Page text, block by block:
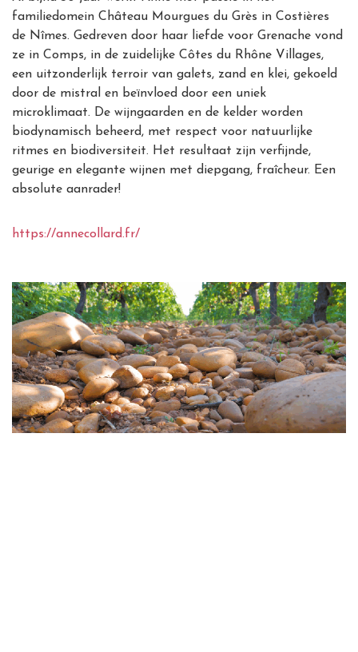
familiedomein Château Mourgues du Grès in Costières
de Nîmes. Gedreven door haar liefde voor Grenache vond
ze in Comps, in de zuidelijke Côtes du Rhône Villages,
een uitzonderlijk terroir van galets, zand en klei, gekoeld
door de mistral en beïnvloed door een uniek
microklimaat. De wijngaarden en de kelder worden
biodynamisch beheerd, met respect voor natuurlijke
ritmes en biodiversiteit. Het resultaat zijn verfijnde,
geurige en elegante wijnen met diepgang, fraîcheur. Een
absolute aanrader!
https://annecollard.fr/